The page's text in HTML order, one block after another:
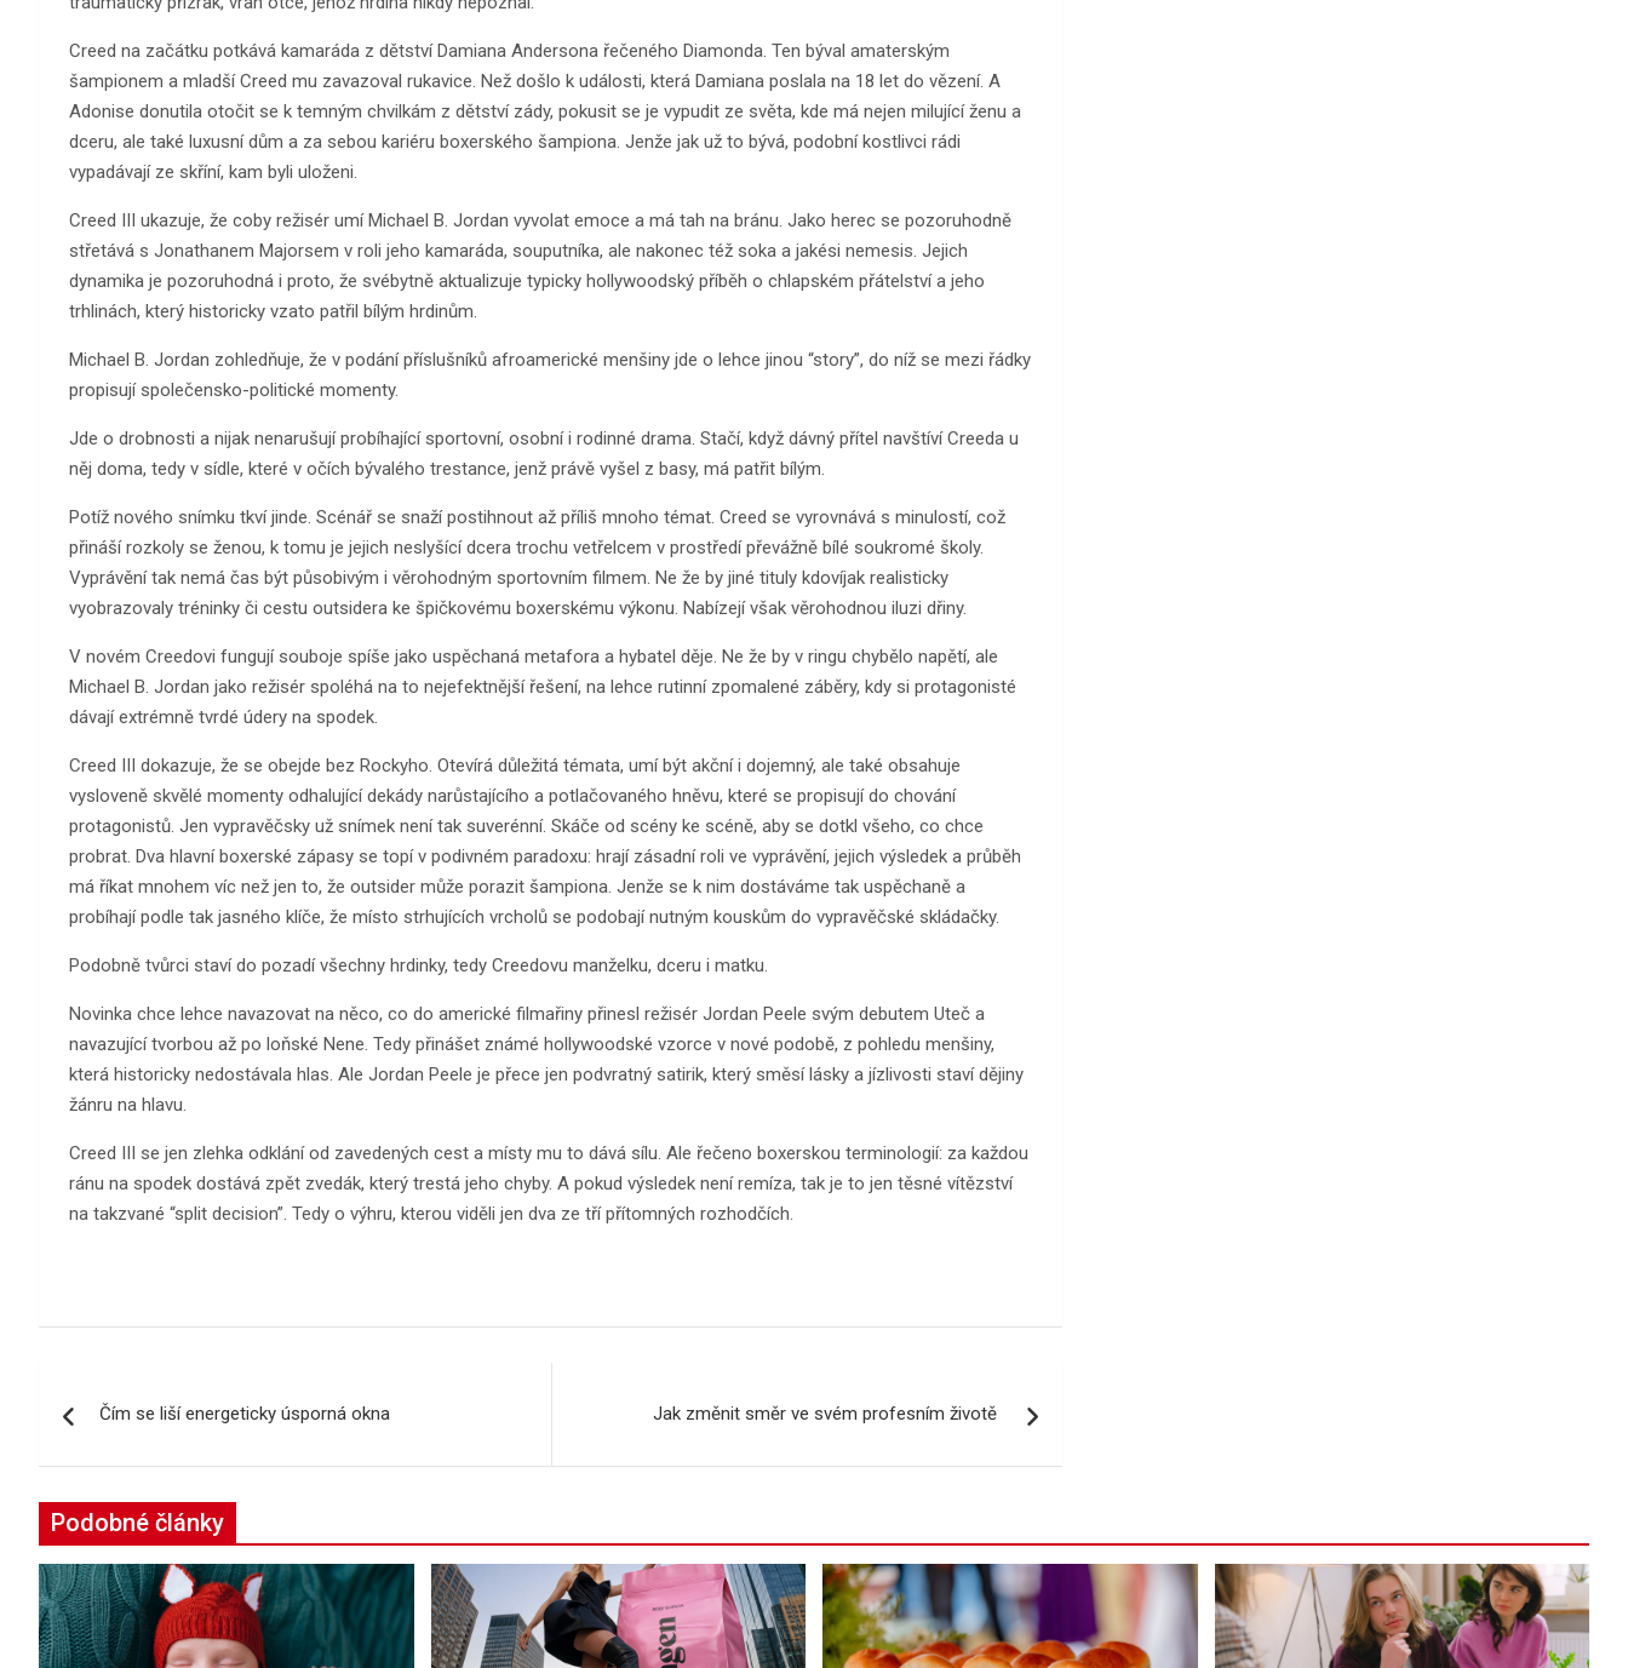
Creed na začátku potkává kamaráda z dětství Damiana Andersona řečeného Diamonda. Ten býval amaterským
šampionem a mladší Creed mu zavazoval rukavice. Než došlo k události, která Damiana poslala na 18 let do vězení. A
Adonise donutila otočit se k temným chvilkám z dětství zády, pokusit se je vypudit ze světa, kde má nejen milující ženu a
dceru, ale také luxusní dům a za sebou kariéru boxerského šampiona. Jenže jak už to bývá, podobní kostlivci rádi
vypadávají ze skříní, kam byli uloženi.
Creed III ukazuje, že coby režisér umí Michael B. Jordan vyvolat emoce a má tah na bránu. Jako herec se pozoruhodně
střetává s Jonathanem Majorsem v roli jeho kamaráda, souputníka, ale nakonec též soka a jakési nemesis. Jejich
dynamika je pozoruhodná i proto, že svébytně aktualizuje typicky hollywoodský příběh o chlapském přátelství a jeho
trhlinách, který historicky vzato patřil bílým hrdinům.
Michael B. Jordan zohledňuje, že v podání příslušníků afroamerické menšiny jde o lehce jinou “story”, do níž se mezi řádky
propisují společensko-politické momenty.
Jde o drobnosti a nijak nenarušují probíhající sportovní, osobní i rodinné drama. Stačí, když dávný přítel navštíví Creeda u
něj doma, tedy v sídle, které v očích bývalého trestance, jenž právě vyšel z basy, má patřit bílým.
Potíž nového snímku tkví jinde. Scénář se snaží postihnout až příliš mnoho témat. Creed se vyrovnává s minulostí, což
přináší rozkoly se ženou, k tomu je jejich neslyšící dcera trochu vetřelcem v prostředí převážně bílé soukromé školy.
Vyprávění tak nemá čas být působivým i věrohodným sportovním filmem. Ne že by jiné tituly kdovíjak realisticky
vyobrazovaly tréninky či cestu outsidera ke špičkovému boxerskému výkonu. Nabízejí však věrohodnou iluzi dřiny.
V novém Creedovi fungují souboje spíše jako uspěchaná metafora a hybatel děje. Ne že by v ringu chybělo napětí, ale
Michael B. Jordan jako režisér spoléhá na to nejefektnější řešení, na lehce rutinní zpomalené záběry, kdy si protagonisté
dávají extrémně tvrdé údery na spodek.
Creed III dokazuje, že se obejde bez Rockyho. Otevírá důležitá témata, umí být akční i dojemný, ale také obsahuje
vysloveně skvělé momenty odhalující dekády narůstajícího a potlačovaného hněvu, které se propisují do chování
protagonistů. Jen vypravěčsky už snímek není tak suverénní. Skáče od scény ke scéně, aby se dotkl všeho, co chce
probrat. Dva hlavní boxerské zápasy se topí v podivném paradoxu: hrají zásadní roli ve vyprávění, jejich výsledek a průběh
má říkat mnohem víc než jen to, že outsider může porazit šampiona. Jenže se k nim dostáváme tak uspěchaně a
probíhají podle tak jasného klíče, že místo strhujících vrcholů se podobají nutným kouskům do vypravěčské skládačky.
Podobně tvůrci staví do pozadí všechny hrdinky, tedy Creedovu manželku, dceru i matku.
Novinka chce lehce navazovat na něco, co do americké filmařiny přinesl režisér Jordan Peele svým debutem Uteč a
navazující tvorbou až po loňské Nene. Tedy přinášet známé hollywoodské vzorce v nové podobě, z pohledu menšiny,
která historicky nedostávala hlas. Ale Jordan Peele je přece jen podvratný satirik, který směsí lásky a jízlivosti staví dějiny
žánru na hlavu.
Creed III se jen zlehka odklání od zavedených cest a místy mu to dává sílu. Ale řečeno boxerskou terminologií: za každou
ránu na spodek dostává zpět zvedák, který trestá jeho chyby. A pokud výsledek není remíza, tak je to jen těsné vítězství
na takzvané “split decision”. Tedy o výhru, kterou viděli jen dva ze tří přítomných rozhodčích.
pro
Čím se liší energeticky úsporná okna Jak změnit směr ve svém profesním životě
Podobné články